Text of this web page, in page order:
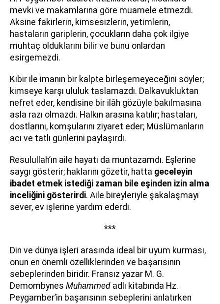
mevki ve makamlarına göre muamele etmezdi.
Aksine fakirlerin, kimsesizlerin, yetimlerin,
hastaların gariplerin, çocukların daha çok ilgiye
muhtaç olduklarını bilir ve bunu onlardan
esirgemezdi.
Kibir ile imanın bir kalpte birleşemeyeceğini söyler;
kimseye karşı ululuk taslamazdı. Dalkavukluktan
nefret eder, kendisine bir ilâh gözüyle bakılmasına
asla razı olmazdı. Halkın arasına katılır; hastaları,
dostlarını, komşularını ziyaret eder; Müslümanların
acı ve tatlı günlerini paylaşırdı.
Resulullah’ın aile hayatı da muntazamdı. Eşlerine
saygı gösterir; haklarını gözetir, hatta geceleyin
ibadet etmek istediği zaman bile eşinden izin alma
inceliğini gösterirdi. Aile bireyleriyle şakalaşmayı
sever, ev işlerine yardım ederdi.
***
Din ve dünya işleri arasında ideal bir uyum kurması,
onun en önemli özelliklerinden ve başarısının
sebeplerinden biridir. Fransız yazar M. G.
Demombynes Muhammed adlı kitabında Hz.
Peygamber’in başarısının sebeplerini anlatırken